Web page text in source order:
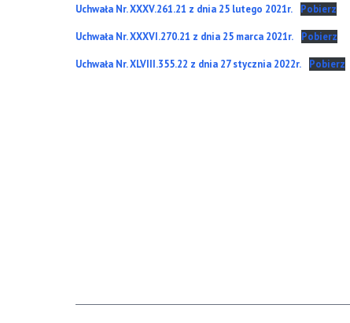
Uchwała Nr. XXXV.261.21 z dnia 25 lutego 2021r. Pobierz
Uchwała Nr. XXXVI.270.21 z dnia 25 marca 2021r. Pobierz
Uchwała Nr. XLVIII.355.22 z dnia 27 stycznia 2022r. Pobierz